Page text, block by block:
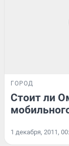
ГОРОД
Стоит ли
1 декабря, 2011,